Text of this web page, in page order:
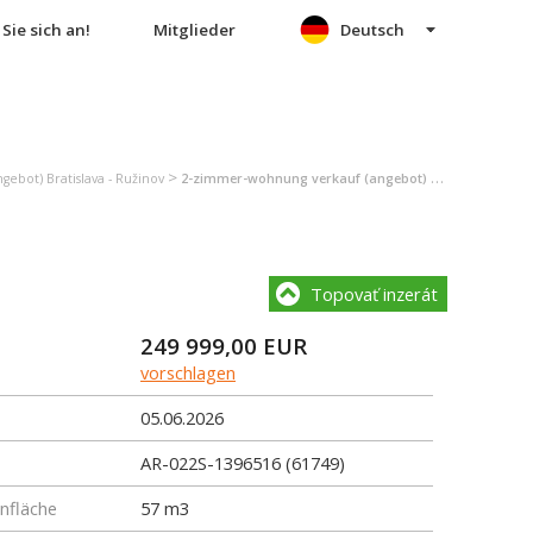
sich an! Mitglieder Deutsch
Bratislava - Ružinov > 2-zimmer-wohnung verkauf (angebot) Bratislava - Ružinov
Topovať inzerát
249 999,00 EUR
vorschlagen
05.06.2026
AR-022S-1396516 (61749)
57 m3